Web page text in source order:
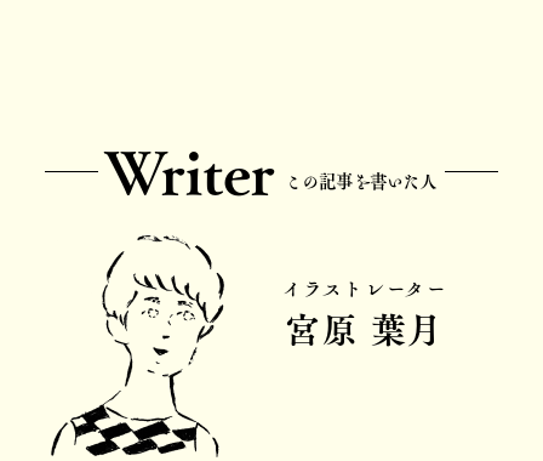
Writer この記事を書いた人
イラストレーター
宮原 葉月